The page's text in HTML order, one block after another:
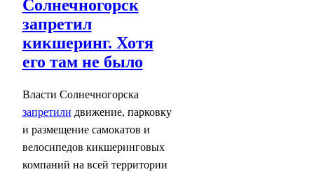
Солнечногорск
запретил
кикшеринг. Хотя
его там не было
Власти Солнечногорска
запретили движение, парковку
и размещение самокатов и
велосипедов кикшеринговых
компаний на всей территории